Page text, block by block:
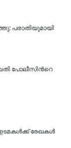
പരാതിയുമായി
പോലീസിന്‍റെ
രേഖകൾ